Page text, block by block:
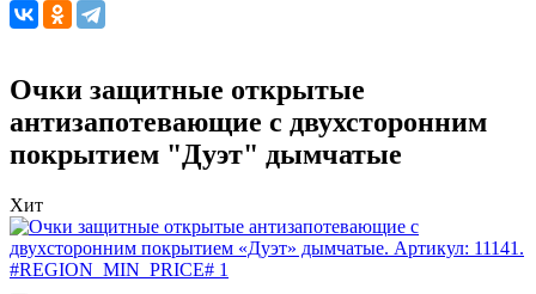
Очки защитные открытые
антизапотевающие с двухсторонним
покрытием "Дуэт" дымчатые
Хит